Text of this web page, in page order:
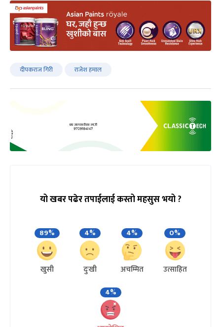
दीपकराज गिरी राजेश हमाल
यो खबर पढेर तपाईलाई कस्तो महसुस भयो ?
89%
खुसी
4%
दुःखी
4%
अचम्मित
0%
उत्साहित
4%